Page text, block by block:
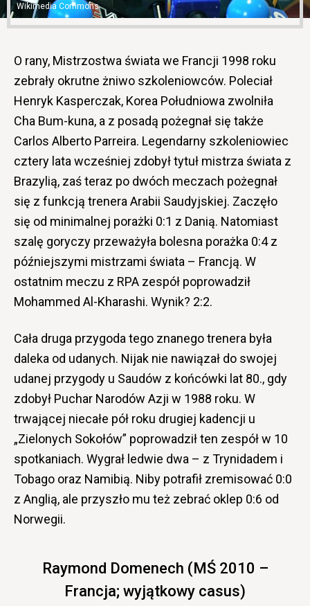
Wikimedia Commons
O rany, Mistrzostwa świata we Francji 1998 roku
zebrały okrutne żniwo szkoleniowców. Poleciał
Henryk Kasperczak, Korea Południowa zwolniła
Cha Bum-kuna, a z posadą pożegnał się także
Carlos Alberto Parreira. Legendarny szkoleniowiec
cztery lata wcześniej zdobył tytuł mistrza świata z
Brazylią, zaś teraz po dwóch meczach pożegnał
się z funkcją trenera Arabii Saudyjskiej. Zaczęło
się od minimalnej porażki 0:1 z Danią. Natomiast
szalę goryczy przeważyła bolesna porażka 0:4 z
późniejszymi mistrzami świata – Francją. W
ostatnim meczu z RPA zespół poprowadził
Mohammed Al-Kharashi. Wynik? 2:2.
Cała druga przygoda tego znanego trenera była
daleka od udanych. Nijak nie nawiązał do swojej
udanej przygody u Saudów z końcówki lat 80., gdy
zdobył Puchar Narodów Azji w 1988 roku. W
trwającej niecałe pół roku drugiej kadencji u
„Zielonych Sokołów” poprowadził ten zespół w 10
spotkaniach. Wygrał ledwie dwa – z Trynidadem i
Tobago oraz Namibią. Niby potrafił zremisować 0:0
z Anglią, ale przyszło mu też zebrać oklep 0:6 od
Norwegii.
Raymond Domenech (MŚ 2010 –
Francja; wyjątkowy casus)